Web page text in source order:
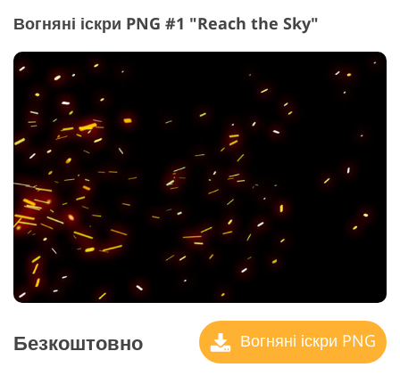
Вогняні іскри PNG #1 "Reach the Sky"
Безкоштовно Вогняні іскри PNG